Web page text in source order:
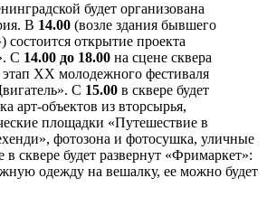
будет организована
В 14.00 (возле здания бывшего
состоится открытие проекта
С 14.00 до 18.00 на сцене сквера
XX молодежного фестиваля
С 15.00 в сквере будет
арт-объектов из вторсырья,
площадки «Путешествие в
фотозона и фотосушка, уличные
сквере будет развернут «Фримаркет»:
одежду на вешалку, ее можно будет